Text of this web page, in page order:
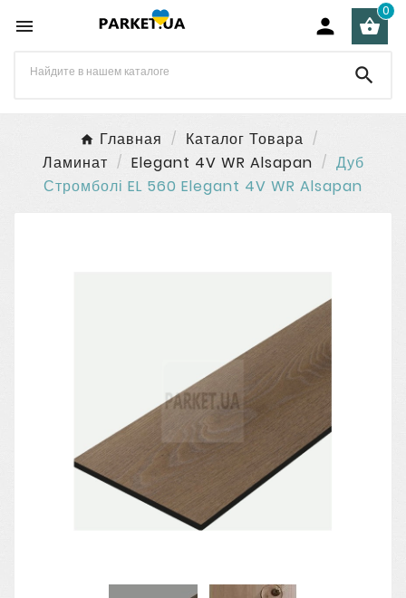
  
0

Главная
Каталог Товара
Ламинат
Elegant 4V WR Alsapan
Дуб
Стромболі EL 560 Elegant 4V WR Alsapan